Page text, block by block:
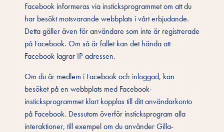
Facebook informeras via insticksprogrammet om att du
har besökt motsvarande webbplats i vårt erbjudande.
Detta gäller även för användare som inte är registrerade
på Facebook. Om så är fallet kan det hända att
Facebook lagrar IP-adressen.
Om du är medlem i Facebook och inloggad, kan
besöket på en webbplats med Facebook-
insticksprogrammet klart kopplas till ditt användarkonto
på Facebook. Dessutom överför insticksprogram alla
interaktioner, till exempel om du använder Gilla-